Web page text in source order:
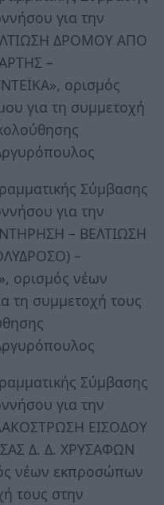
για την
ΔΡΟΜΟΥ ΑΠΟ
–
ορισμός
για τη συμμετοχή
Σύμβασης
για την
– ΒΕΛΤΙΩΣΗ
–
ορισμός νέων
τη συμμετοχή τους
Σύμβασης
για την
ΕΙΣΟΔΟΥ
Δ. Δ. ΧΡΥΣΑΦΩΝ
νέων εκπροσώπων
τους στην